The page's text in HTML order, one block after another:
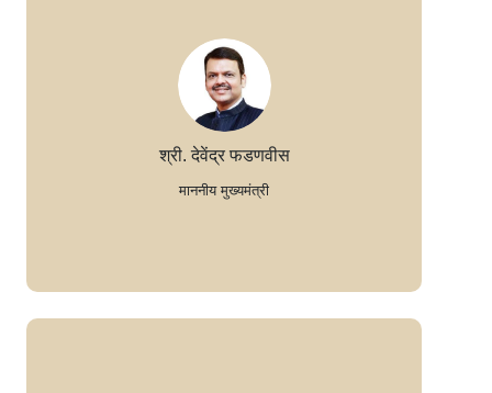
श्री. देवेंद्र फडणवीस
माननीय मुख्यमंत्री